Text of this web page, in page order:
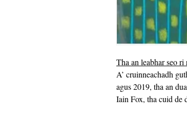
Tha an leabhar seo
A’ cruinneachadh
agus 2019, tha an
Iain Fox, tha cuid de